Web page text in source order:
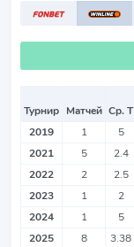
Турнир Матчей Ср. Т
2019
1 5
2021
5 2.4
2022
2 2.5
2023
1 2
2024
1 5
2025
8 3.38